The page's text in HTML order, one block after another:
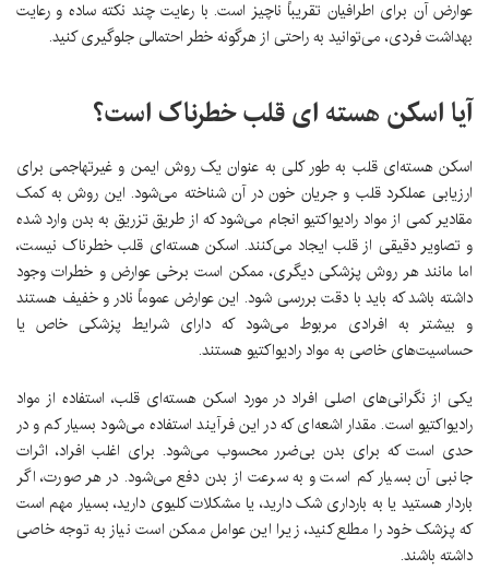
عوارض آن برای اطرافیان تقریباً ناچیز است. با رعایت چند نکته ساده و رعایت
بهداشت فردی، می‌توانید به راحتی از هرگونه خطر احتمالی جلوگیری کنید.
آیا اسکن هسته ای قلب خطرناک است؟
اسکن هسته‌ای قلب به طور کلی به عنوان یک روش ایمن و غیرتهاجمی برای
ارزیابی عملکرد قلب و جریان خون در آن شناخته می‌شود. این روش به کمک
مقادیر کمی از مواد رادیواکتیو انجام می‌شود که از طریق تزریق به بدن وارد شده
و تصاویر دقیقی از قلب ایجاد می‌کنند. اسکن هسته‌ای قلب خطرناک نیست،
اما مانند هر روش پزشکی دیگری، ممکن است برخی عوارض و خطرات وجود
داشته باشد که باید با دقت بررسی شود. این عوارض عموماً نادر و خفیف هستند
و بیشتر به افرادی مربوط می‌شود که دارای شرایط پزشکی خاص یا
حساسیت‌های خاصی به مواد رادیواکتیو هستند.
یکی از نگرانی‌های اصلی افراد در مورد اسکن هسته‌ای قلب، استفاده از مواد
رادیواکتیو است. مقدار اشعه‌ای که در این فرآیند استفاده می‌شود بسیار کم و در
حدی است که برای بدن بی‌ضرر محسوب می‌شود. برای اغلب افراد، اثرات
جانبی آن بسیار کم است و به سرعت از بدن دفع می‌شود. در هر صورت، اگر
باردار هستید یا به بارداری شک دارید، یا مشکلات کلیوی دارید، بسیار مهم است
که پزشک خود را مطلع کنید، زیرا این عوامل ممکن است نیاز به توجه خاصی
داشته باشند.